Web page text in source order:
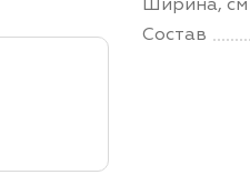
Ширина, см
Состав